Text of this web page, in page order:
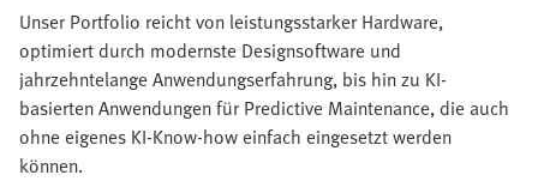
Unser Portfolio reicht von leistungsstarker Hardware,
optimiert durch modernste Designsoftware und
jahrzehntelange Anwendungserfahrung, bis hin zu KI-
basierten Anwendungen für Predictive Maintenance, die auch
ohne eigenes KI-Know-how einfach eingesetzt werden
können.